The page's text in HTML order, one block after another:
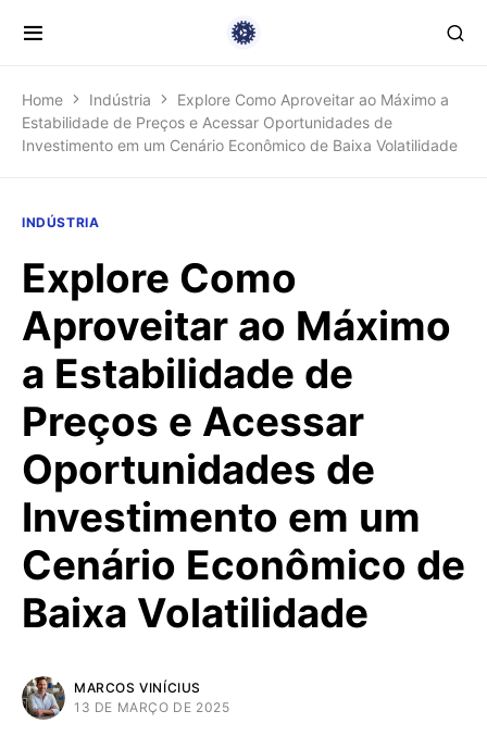
Home Indústria
Explore Como Aproveitar ao Máximo a
Estabilidade de Preços e Acessar Oportunidades de
Investimento em um Cenário Econômico de Baixa Volatilidade
INDÚSTRIA
Explore Como
Aproveitar ao Máximo
a Estabilidade de
Preços e Acessar
Oportunidades de
Investimento em um
Cenário Econômico de
Baixa Volatilidade
MARCOS VINÍCIUS
13 DE MARÇO DE 2025